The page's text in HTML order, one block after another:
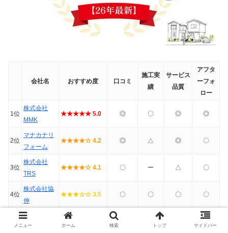
会社名 おすすめ度 口コミ
施工実
績
サービス
品質
アフタ
ーフォ
ロー
1位
株式会社
MMK
★★★★★ 5.0 ◎ 〇 ◎ ◎
2位
マナカナリ
フォーム
★★★★☆ 4.2 ◎ △ ◎ 〇
3位
株式会社
TRS
★★★★☆ 4.1 〇 ー △ 〇
4位
株式会社協
伸
★★★☆☆ 3.5 〇 〇 〇 〇
HOUSE
MAKE
メニュー ホーム 検索 トップ サイドバー